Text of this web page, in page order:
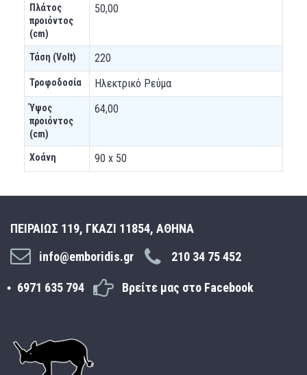
Πλάτος
προιόντος
(cm)
50,00
Τάση (Volt) 220
Τροφοδοσία Ηλεκτρικό Ρεύμα
Ύψος
προιόντος
(cm)
64,00
Χοάνη 90 x 50
ΠΕΙΡΑΙΩΣ 119, ΓΚΑΖΙ 11854, ΑΘΗΝΑ
info@emboridis.gr
210 34 75 452
6971 635 794 Βρείτε μας στο Facebook